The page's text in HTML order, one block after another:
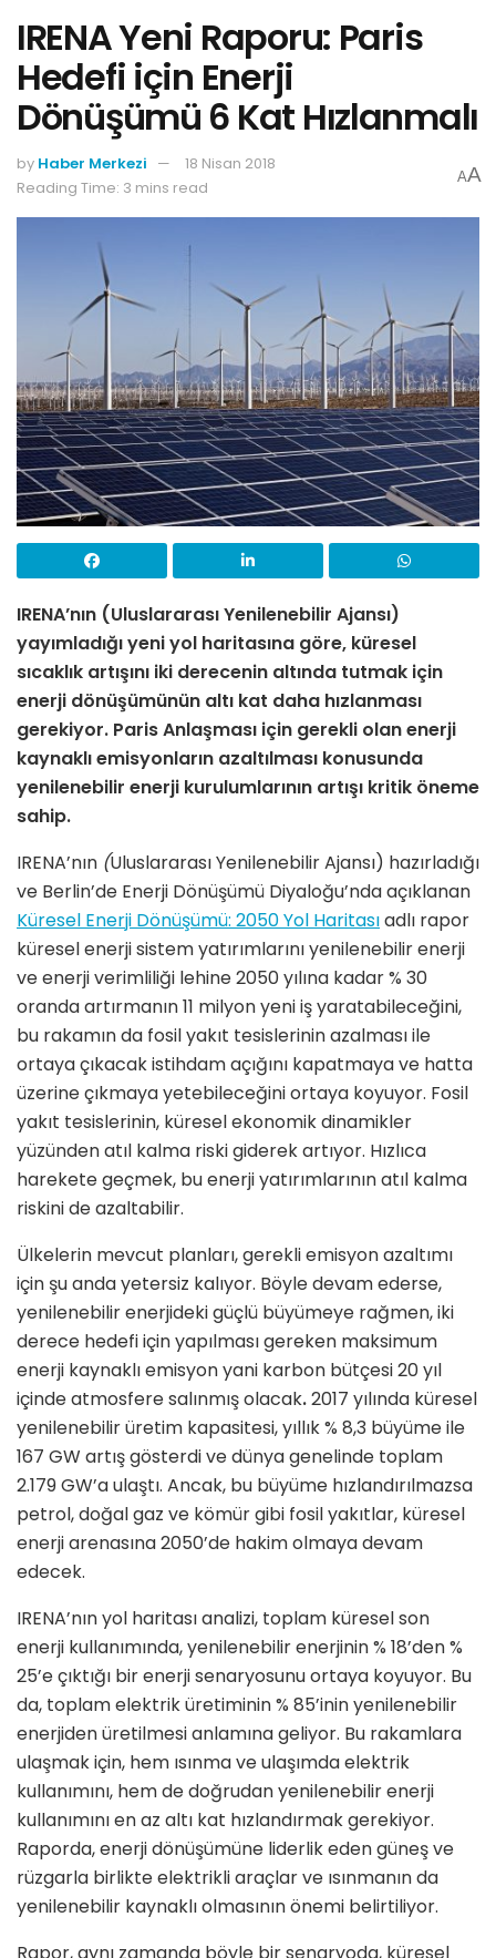
IRENA Yeni Raporu: Paris
Hedefi için Enerji
Dönüşümü 6 Kat Hızlanmalı
by Haber Merkezi
18 Nisan 2018
Reading Time: 3 mins read
AA
IRENA’nın (Uluslararası Yenilenebilir Ajansı)
yayımladığı yeni yol haritasına göre, küresel
sıcaklık artışını iki derecenin altında tutmak için
enerji dönüşümünün altı kat daha hızlanması
gerekiyor. Paris Anlaşması için gerekli olan enerji
kaynaklı emisyonların azaltılması konusunda
yenilenebilir enerji kurulumlarının artışı kritik öneme
sahip.
IRENA’nın (Uluslararası Yenilenebilir Ajansı) hazırladığı
ve Berlin’de Enerji Dönüşümü Diyaloğu’nda açıklanan
Küresel Enerji Dönüşümü: 2050 Yol Haritasıadlı rapor
küresel enerji sistem yatırımlarını yenilenebilir enerji
ve enerji verimliliği lehine 2050 yılına kadar % 30
oranda artırmanın 11 milyon yeni iş yaratabileceğini,
bu rakamın da fosil yakıt tesislerinin azalması ile
ortaya çıkacak istihdam açığını kapatmaya ve hatta
üzerine çıkmaya yetebileceğini ortaya koyuyor. Fosil
yakıt tesislerinin, küresel ekonomik dinamikler
yüzünden atıl kalma riski giderek artıyor. Hızlıca
harekete geçmek, bu enerji yatırımlarının atıl kalma
riskini de azaltabilir.
Ülkelerin mevcut planları, gerekli emisyon azaltımı
için şu anda yetersiz kalıyor. Böyle devam ederse,
yenilenebilir enerjideki güçlü büyümeye rağmen, iki
derece hedefi için yapılması gereken maksimum
enerji kaynaklı emisyon yani karbon bütçesi 20 yıl
içinde atmosfere salınmış olacak.2017 yılında küresel
yenilenebilir üretim kapasitesi, yıllık % 8,3 büyüme ile
167 GW artış gösterdi ve dünya genelinde toplam
2.179 GW’a ulaştı. Ancak, bu büyüme hızlandırılmazsa
petrol, doğal gaz ve kömür gibi fosil yakıtlar, küresel
enerji arenasına 2050’de hakim olmaya devam
edecek.
IRENA’nın yol haritası analizi, toplam küresel son
enerji kullanımında, yenilenebilir enerjinin % 18’den %
25’e çıktığı bir enerji senaryosunu ortaya koyuyor. Bu
da, toplam elektrik üretiminin % 85’inin yenilenebilir
enerjiden üretilmesi anlamına geliyor. Bu rakamlara
ulaşmak için, hem ısınma ve ulaşımda elektrik
kullanımını, hem de doğrudan yenilenebilir enerji
kullanımını en az altı kat hızlandırmak gerekiyor.
Raporda, enerji dönüşümüne liderlik eden güneş ve
rüzgarla birlikte elektrikli araçlar ve ısınmanın da
yenilenebilir kaynaklı olmasının önemi belirtiliyor.
Rapor, aynı zamanda böyle bir senaryoda, küresel